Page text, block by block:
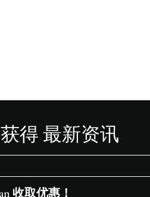
得 最新资讯
收取优惠！